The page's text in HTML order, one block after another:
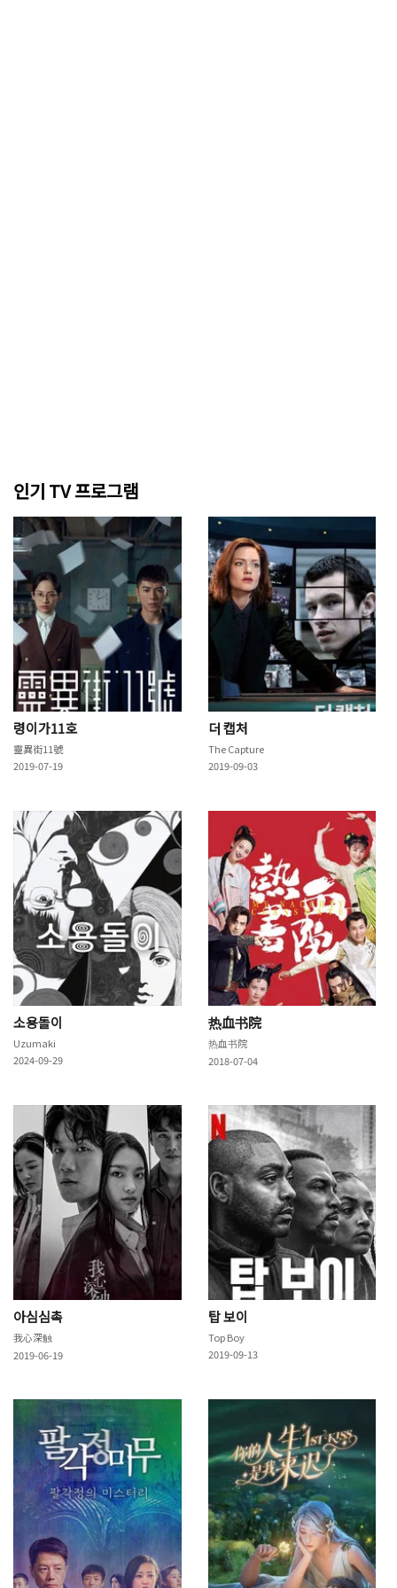
인기 TV 프로그램
령이가11호
靈異街11號
2019-07-19
더 캡처
The Capture
2019-09-03
소용돌이
Uzumaki
2024-09-29
热血书院
热血书院
2018-07-04
아심심촉
我心深触
2019-06-19
탑 보이
Top Boy
2019-09-13